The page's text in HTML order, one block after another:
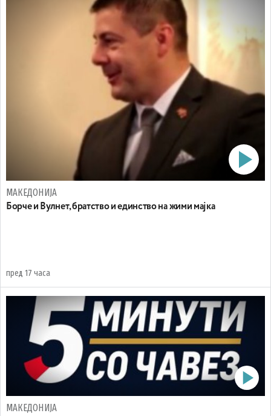
МАКЕДОНИЈА
Борче и Вулнет, братство и единство на жими мајка
пред 17 часа
МАКЕДОНИЈА